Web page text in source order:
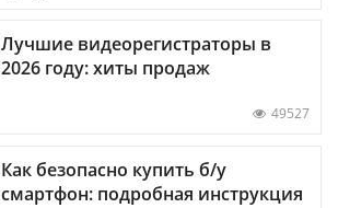
Лучшие видеорегистраторы в
2026 году: хиты продаж
49527
Как безопасно купить б/у
смартфон: подробная инструкция